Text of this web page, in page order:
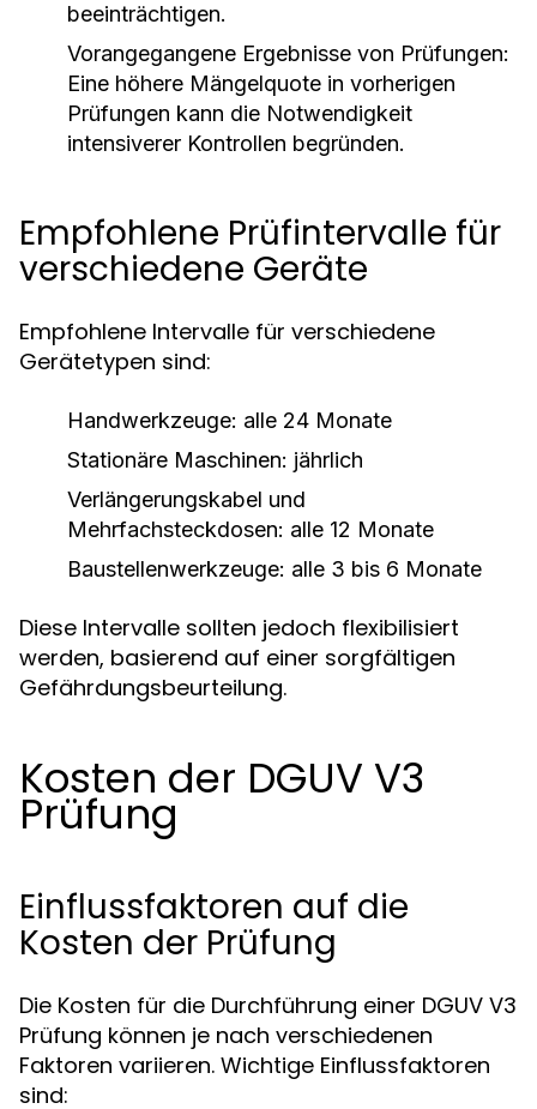
beeinträchtigen.
Vorangegangene Ergebnisse von Prüfungen:
Eine höhere Mängelquote in vorherigen
Prüfungen kann die Notwendigkeit
intensiverer Kontrollen begründen.
Empfohlene Prüfintervalle für
verschiedene Geräte
Empfohlene Intervalle für verschiedene
Gerätetypen sind:
Handwerkzeuge: alle 24 Monate
Stationäre Maschinen: jährlich
Verlängerungskabel und
Mehrfachsteckdosen: alle 12 Monate
Baustellenwerkzeuge: alle 3 bis 6 Monate
Diese Intervalle sollten jedoch flexibilisiert
werden, basierend auf einer sorgfältigen
Gefährdungsbeurteilung.
Kosten der DGUV V3
Prüfung
Einflussfaktoren auf die
Kosten der Prüfung
Die Kosten für die Durchführung einer DGUV V3
Prüfung können je nach verschiedenen
Faktoren variieren. Wichtige Einflussfaktoren
sind: